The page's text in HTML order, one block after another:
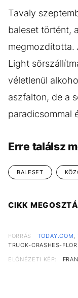
Tavaly
baleset történt,
megmozdította.
Light
véletlenül
aszfalton, de a
paradicsommal
Erre találsz
BALESET
CIKK
FORRÁS TODAY.COM,
TRUCK-CRASHES-
ELŐNÉZETI KÉP: